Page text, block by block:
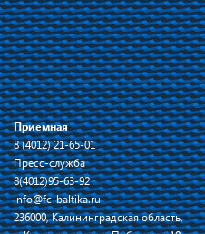
Приемная
8 (4012) 21-65-01
Пресс-служба
8(4012)95-63-92
info@fc-baltika.ru
236000, Калининградская область,